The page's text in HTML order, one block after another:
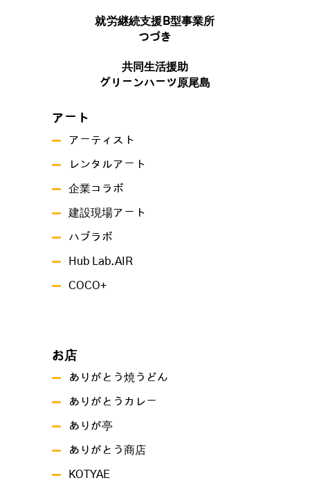
就労継続支援B型事業所
つづき
共同生活援助
グリーンハーツ原尾島
アート
アーティスト
レンタルアート
企業コラボ
建設現場アート
ハブラボ
Hub Lab.AIR
COCO+
お店
ありがとう焼うどん
ありがとうカレー
ありが亭
ありがとう商店
KOTYAE